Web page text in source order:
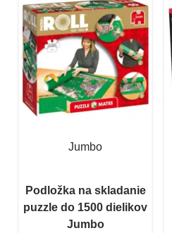
Jumbo
Podložka na skladanie
puzzle do 1500 dielikov
Jumbo